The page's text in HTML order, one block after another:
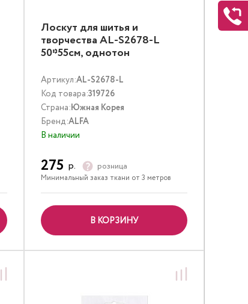
Лоскут для шитья и
творчества AL-S2678-L
50*55см, однотон
Артикул:AL-S2678-L
Код товара:319726
Страна:Южная Корея
Бренд:ALFA
В наличии
275 р. розница
Минимальный заказ ткани от 3 метров
В КОРЗИНУ